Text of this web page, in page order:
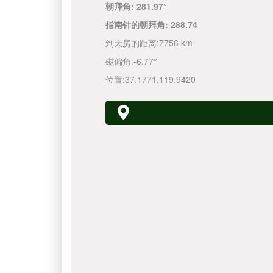
朝拜角: 281.97°
指南针的朝拜角: 288.74
到天房的距离:7756 km
磁偏角:-6.77°
位置:37.1771 ,119.9420